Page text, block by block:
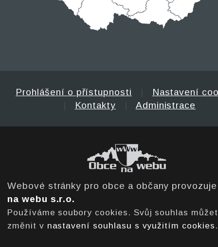
Prohlášení o přístupnosti
Nastavení
Kontakty Administrace
Webové stránky pro obce a občany
na webu s.r.o.
Používáme soubory cookies. Svůj souhlas
změnit v nastavení souhlasu s využitím cookies .